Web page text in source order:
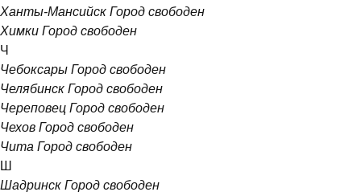
Ханты-Мансийск Город свободен
Химки Город свободен
Ч
Чебоксары Город свободен
Челябинск Город свободен
Череповец Город свободен
Чехов Город свободен
Чита Город свободен
Ш
Шадринск Город свободен